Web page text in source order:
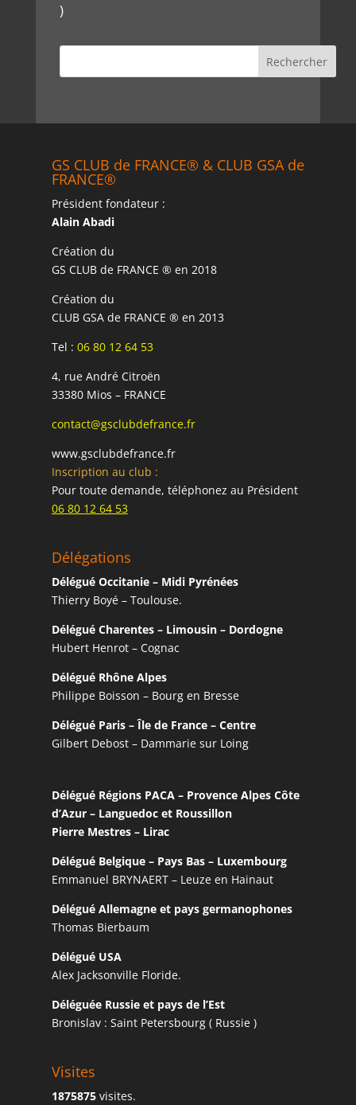
)
GS CLUB de FRANCE® & CLUB GSA de
FRANCE®
Président fondateur :
Alain Abadi
Création du
GS CLUB de FRANCE ® en 2018
Création du
CLUB GSA de FRANCE ® en 2013
Tel : 06 80 12 64 53
4, rue André Citroën
33380 Mios – FRANCE
contact@gsclubdefrance.fr
www.gsclubdefrance.fr
Inscription au club :
Pour toute demande, téléphonez au Président
06 80 12 64 53
Délégations
Délégué Occitanie – Midi Pyrénées
Thierry Boyé – Toulouse.
Délégué Charentes – Limousin – Dordogne
Hubert Henrot – Cognac
Délégué Rhône Alpes
Philippe Boisson – Bourg en Bresse
Délégué Paris – Île de France – Centre
Gilbert Debost – Dammarie sur Loing
Délégué Régions PACA – Provence Alpes Côte
d’Azur – Languedoc et Roussillon
Pierre Mestres – Lirac
Délégué Belgique – Pays Bas – Luxembourg
Emmanuel BRYNAERT – Leuze en Hainaut
Délégué Allemagne et pays germanophones
Thomas Bierbaum
Délégué USA
Alex Jacksonville Floride.
Déléguée Russie et pays de l’Est
Bronislav : Saint Petersbourg ( Russie )
Visites
1875875visites.